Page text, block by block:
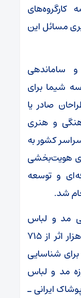
برگزاری ۶۰ جلسه کارگروه‌های
مسائل این
ساماندهی
۸۴۸ شناسه شیما برای
طراحان صادر یا
فرهنگی و هنری
کشور به
هویت‌بخشی
و توسعه
شد.
مد و لباس
فجر نیز با دریافت بیش از سه هزار اثر از ۷۱۵
شناسایی
مد و لباس
ایرانی ـ